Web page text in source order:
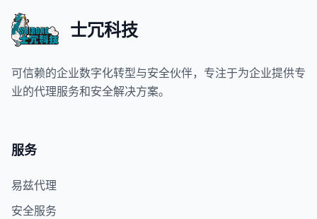
士冗科技
可信赖的企业数字化转型与安全伙伴，专注于为企业提供专
业的代理服务和安全解决方案。
服务
易兹代理
安全服务